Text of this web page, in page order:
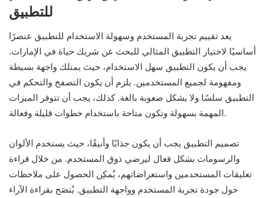
للتطبيق
يعد تقييم تجربة المستخدم وسهولة الاستخدام للتطبيق عنصرًا
أساسيًا لاختيار التطبيق المثالي للبحث عن شريك حياة في الإمارات.
يجب أن يكون التطبيق سهل الاستخدام، حيث يمتلك واجهة بسيطة
ومفهومة لجميع المستخدمين. يلزم أن يكون التصفح والتحكم في
التطبيق سلسًا ولا يشكل صعوبة بالغة. كذلك، يجب أن تتوفر الميزات
المهمة بسهولة وتكون متاحة باستخدام خطوات قليلة وفعالة.
تصميم التطبيق يجب أن يكون جذابًا وأنيقًا، حيث يستخدم الألوان
والرسومات بشكل فعال ليرضي ذوق المستخدم. من خلال قراءة
تعليقات المستخدمين واستعراضاتهم، يُمكِن الحصول على ملاحظات
حول جودة تجربة المستخدم وواجهة التطبيق. يُنصَح بقراءة الآراء